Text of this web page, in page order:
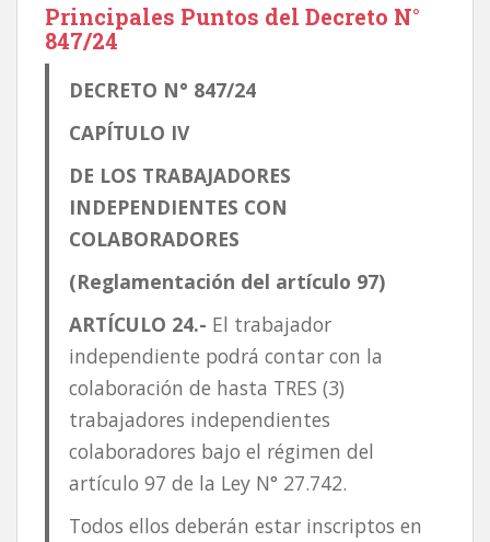
Principales Puntos del Decreto N°
847/24
DECRETO N° 847/24
CAPÍTULO IV
DE LOS TRABAJADORES
INDEPENDIENTES CON
COLABORADORES
(Reglamentación del artículo 97)
ARTÍCULO 24.- El trabajador
independiente podrá contar con la
colaboración de hasta TRES (3)
trabajadores independientes
colaboradores bajo el régimen del
artículo 97 de la Ley N° 27.742.
Todos ellos deberán estar inscriptos en